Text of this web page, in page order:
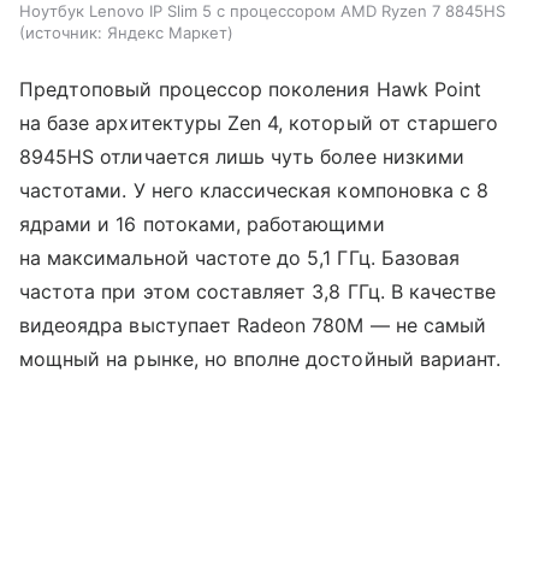
Ноутбук Lenovo IP Slim 5 с процессором AMD Ryzen 7 8845HS
источник: Яндекс Маркет
Предтоповый процессор поколения Hawk Point
на базе архитектуры Zen 4, который от старшего
8945HS отличается лишь чуть более низкими
частотами. У него классическая компоновка с 8
ядрами и 16 потоками, работающими
на максимальной частоте до 5,1 ГГц. Базовая
частота при этом составляет 3,8 ГГц. В качестве
видеоядра выступает Radeon 780M — не самый
мощный на рынке, но вполне достойный вариант.